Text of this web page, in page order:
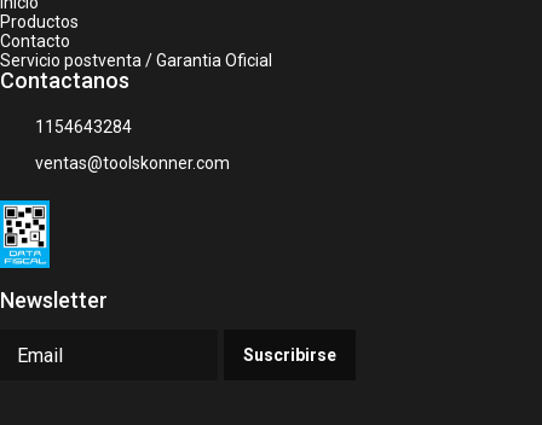
Productos
Contacto
Servicio postventa / Garantia Oficial
Contactanos
1154643284
ventas@toolskonner.com
Newsletter
Suscribirse